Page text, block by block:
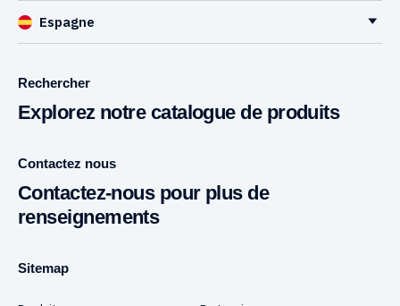
Espagne
Rechercher
Explorez notre catalogue de produits
Contactez nous
Contactez-nous pour plus de
renseignements
Sitemap